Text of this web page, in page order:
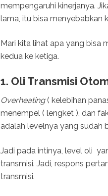
mempengaruhi kinerjanya.
lama, itu bisa menyebabkan
Mari kita lihat apa yang bisa
kedua ke ketiga.
1. Oli Transmisi
Overheating( kelebihan
menempel ( lengket ), dan
adalah levelnya yang sudah
Jadi pada intinya, level oli
transmisi. Jadi, respons
transmisi.